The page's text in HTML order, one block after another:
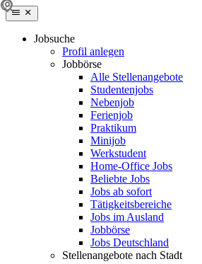
Jobsuche
Profil anlegen
Jobbörse
Alle Stellenangebote
Studentenjobs
Nebenjob
Ferienjob
Praktikum
Minijob
Werkstudent
Home-Office Jobs
Beliebte Jobs
Jobs ab sofort
Tätigkeitsbereiche
Jobs im Ausland
Jobbörse
Jobs Deutschland
Stellenangebote nach Stadt